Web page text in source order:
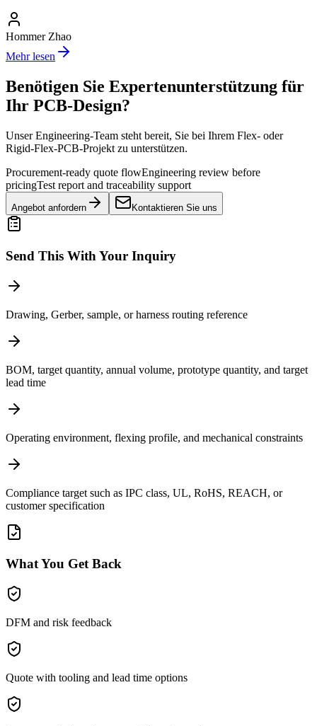
Hommer Zhao
Mehr lesen
Benötigen Sie Expertenunterstützung für
Ihr PCB-Design?
Unser Engineering-Team steht bereit, Sie bei Ihrem Flex- oder
Rigid-Flex-PCB-Projekt zu unterstützen.
Procurement-ready quote flowEngineering review before
pricingTest report and traceability support
Angebot anfordern Kontaktieren Sie uns
Send This With Your Inquiry
Drawing, Gerber, sample, or harness routing reference
BOM, target quantity, annual volume, prototype quantity, and target
lead time
Operating environment, flexing profile, and mechanical constraints
Compliance target such as IPC class, UL, RoHS, REACH, or
customer specification
What You Get Back
DFM and risk feedback
Quote with tooling and lead time options